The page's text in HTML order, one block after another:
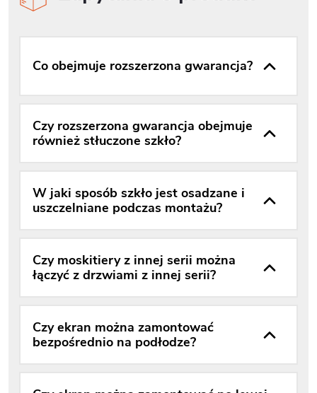
Co obejmuje rozszerzona gwarancja?
Czy rozszerzona gwarancja obejmuje
również stłuczone szkło?
W jaki sposób szkło jest osadzane i
uszczelniane podczas montażu?
Czy moskitiery z innej serii można
łączyć z drzwiami z innej serii?
Czy ekran można zamontować
bezpośrednio na podłodze?